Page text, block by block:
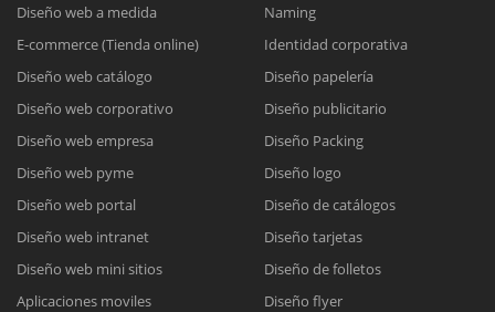
Diseño web a medida
E-commerce (Tienda online)
Diseño web catálogo
Diseño web corporativo
Diseño web empresa
Diseño web pyme
Diseño web portal
Diseño web intranet
Diseño web mini sitios
Aplicaciones moviles
Naming
Identidad corporativa
Diseño papelería
Diseño publicitario
Diseño Packing
Diseño logo
Diseño de catálogos
Diseño tarjetas
Diseño de folletos
Diseño flyer